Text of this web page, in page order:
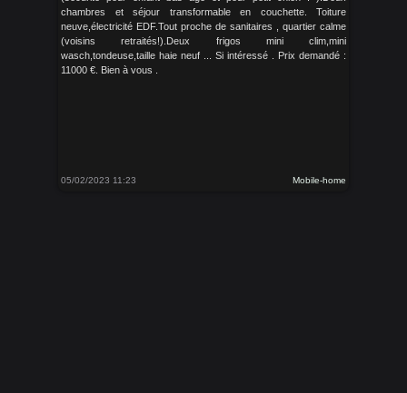
chambres et séjour transformable en couchette. Toiture
neuve,électricité EDF.Tout proche de sanitaires , quartier calme
(voisins retraités!).Deux frigos mini clim,mini
wasch,tondeuse,taille haie neuf ... Si intéressé . Prix demandé :
11000 €. Bien à vous .
05/02/2023 11:23 Mobile-home